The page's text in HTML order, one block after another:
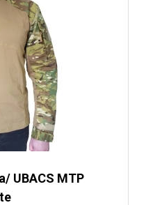
UBACS MTP